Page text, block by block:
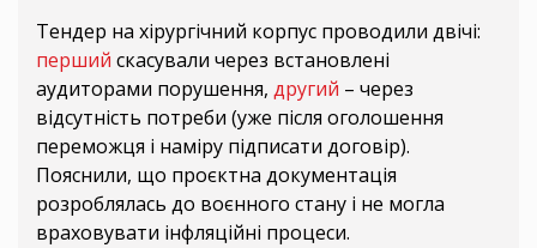
Тендер на хірургічний корпус проводили двічі:
перший скасували через встановлені
аудиторами порушення, другий – через
відсутність потреби (уже після оголошення
переможця і наміру підписати договір).
Пояснили, що проєктна документація
розроблялась до воєнного стану і не могла
враховувати інфляційні процеси.